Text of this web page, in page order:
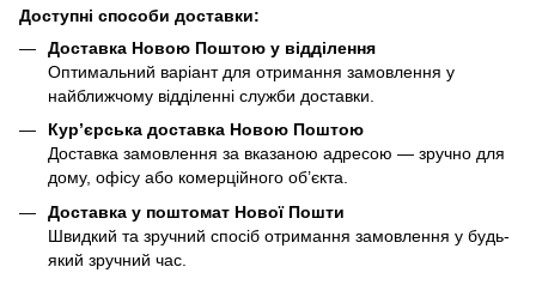
Доступні способи доставки:
Доставка Новою Поштою у відділення
Оптимальний варіант для отримання замовлення у
найближчому відділенні служби доставки.
Кур’єрська доставка Новою Поштою
Доставка замовлення за вказаною адресою — зручно для
дому, офісу або комерційного об’єкта.
Доставка у поштомат Нової Пошти
Швидкий та зручний спосіб отримання замовлення у будь-
який зручний час.